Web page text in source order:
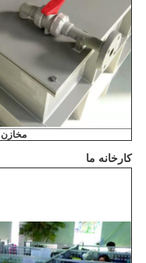
مخازن PP
کارخانه ما